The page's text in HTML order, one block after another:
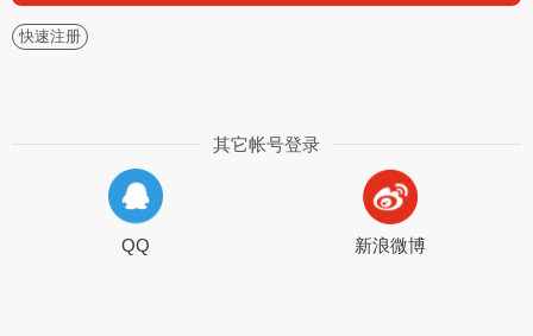
快速注册
其它帐号登录
QQ 新浪微博